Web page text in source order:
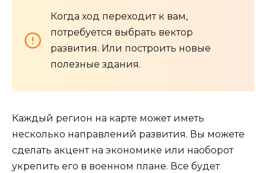
Когда ход переходит к вам,
потребуется выбрать вектор
развития. Или построить новые
полезные здания.
Каждый регион на карте может иметь
несколько направлений развития. Вы можете
сделать акцент на экономике или наоборот
укрепить его в военном плане. Все будет